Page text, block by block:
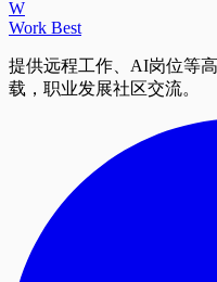
W
Work Best
提供远程工作、AI岗位等
载，职业发展社区交流。